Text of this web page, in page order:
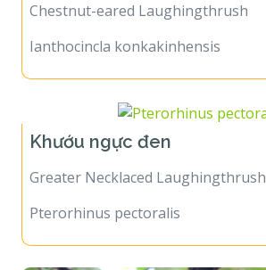
Chestnut-eared Laughingthrush
Ianthocincla konkakinhensis
Khướu ngực đen
Greater Necklaced Laughingthrush
Pterorhinus pectoralis